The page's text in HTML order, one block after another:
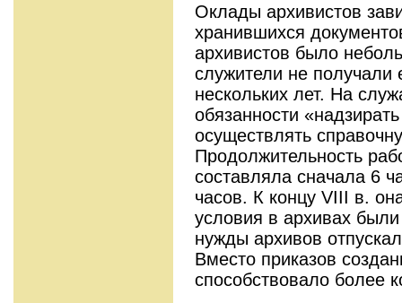
Оклады архивистов
хранившихся
архивистов было
служители не получали
нескольких лет. На
обязанности
осуществлять
Продолжительность
составляла сначала 6
часов. К концу VIII в.
условия в архивах
нужды архивов
Вместо приказов
способствовало более